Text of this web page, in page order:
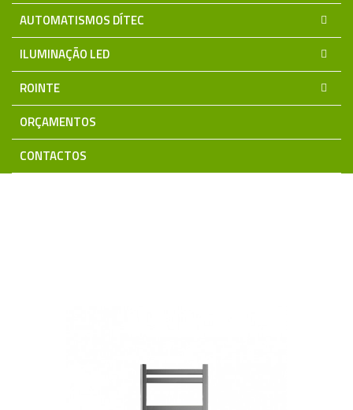
AUTOMATISMOS DÍTEC
ILUMINAÇÃO LED
ROINTE
ORÇAMENTOS
CONTACTOS